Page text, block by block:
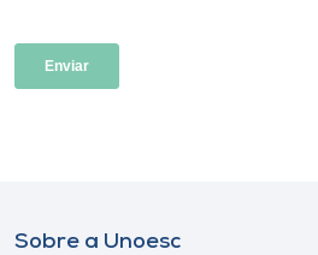
Sobre a Unoesc